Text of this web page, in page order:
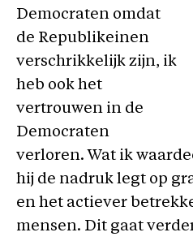
Democraten omdat
de Republikeinen
verschrikkelijk zijn, ik
heb ook het
vertrouwen in de
Democraten
verloren. Wat ik
hij de nadruk legt op
en het actiever
mensen. Dit gaat